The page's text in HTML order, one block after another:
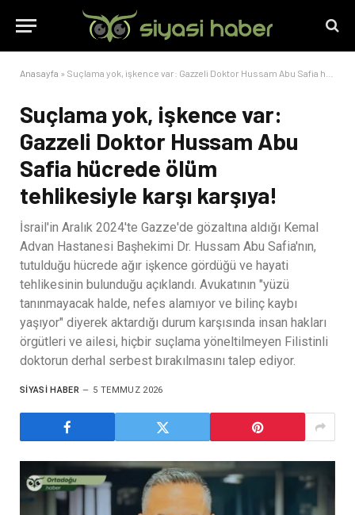
Anasayfa » Suçlama yok, işkence var: Gazzeli Doktor Hussam Abu Safia hücrede ölüm tehlikesiyle karşı karşıya!
Suçlama yok, işkence var:
Gazzeli Doktor Hussam Abu
Safia hücrede ölüm
tehlikesiyle karşı karşıya!
İsrail'in Aralık 2024'te Gazze'de gözaltına aldığı Kemal
Advan Hastanesi Başhekimi Dr. Hussam Abu Safia'nın,
tutulduğu hücrede ağır işkence gördüğü ve hayati
tehlikesinin bulunduğu açıklandı. Avukatının "yüzü
tanınmayacak halde, nefes alamıyor ve bilinç kaybı
yaşıyor" diyerek aktardığı durum karşısında insan hakları
örgütleri ve ailesi, hiçbir suçlama yöneltilmeyen Filistinli
doktorun derhal serbest bırakılmasını talep ediyor.
SIYASI HABER 5 TEMMUZ 2026